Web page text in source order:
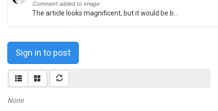
Comment added to image:
The article looks magnificent, but it would be b...
Sign in to post
None